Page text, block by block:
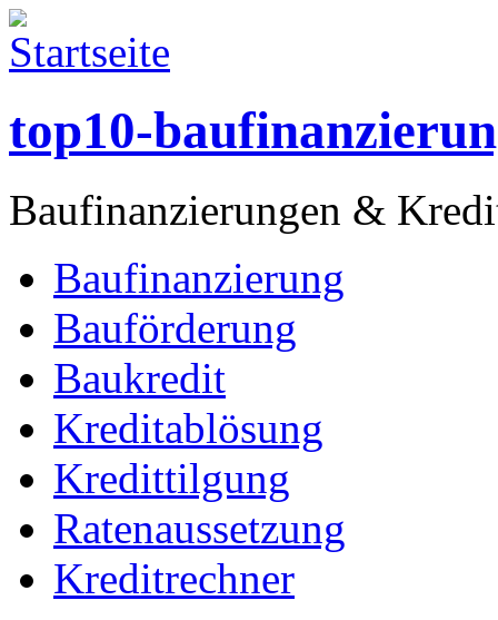
top10-
Baufinanzierungen &
Baufinanzierung
Bauförderung
Baukredit
Kreditablösung
Kredittilgung
Ratenaussetzung
Kreditrechner